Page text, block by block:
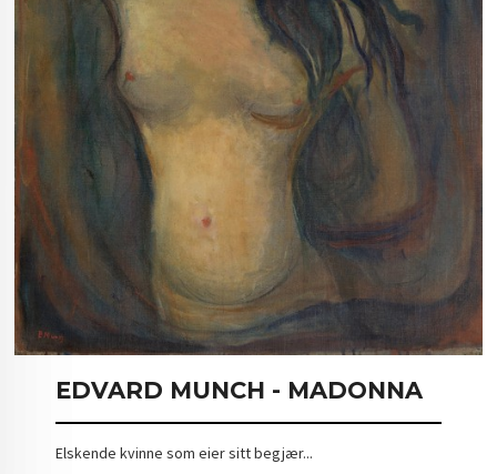
EDVARD MUNCH - MADONNA
Elskende kvinne som eier sitt begjær...